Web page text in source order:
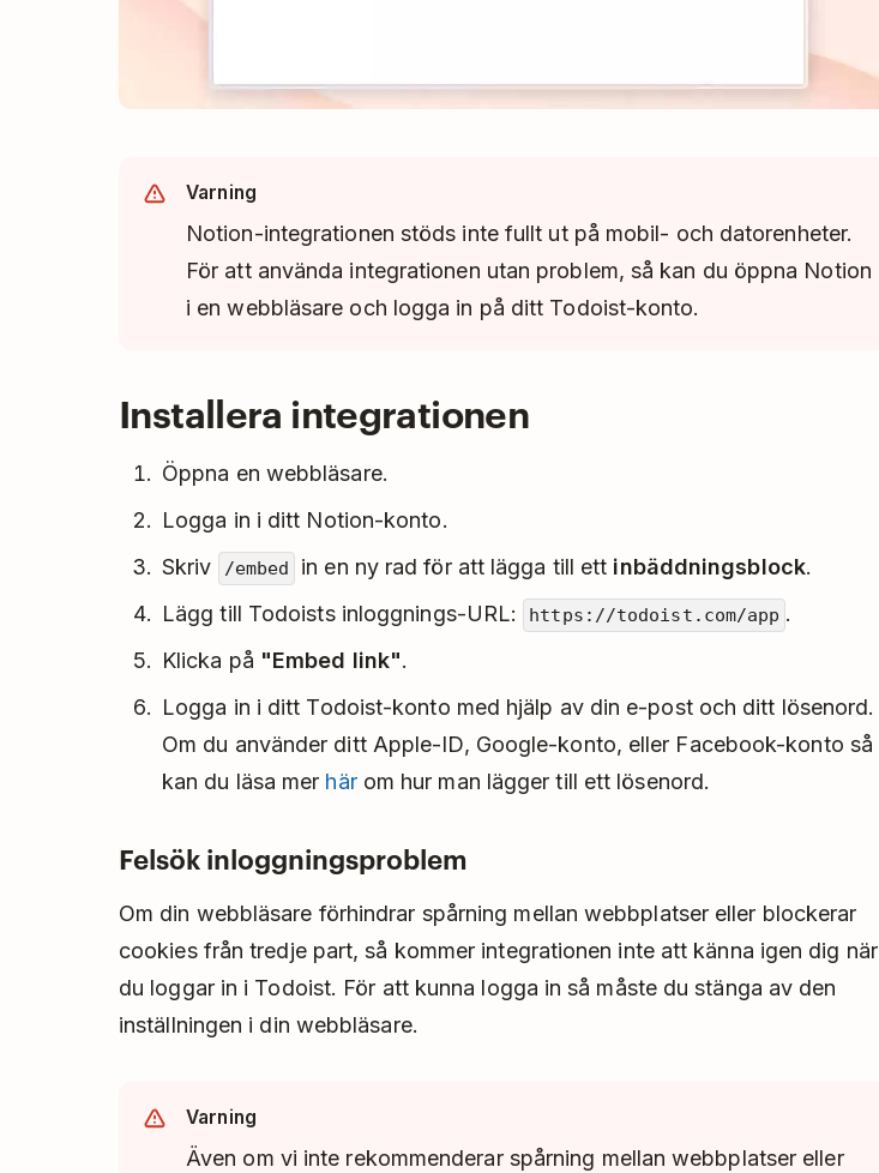
Varning
Notion-integrationen stöds inte fullt ut på mobil- och datorenheter.
För att använda integrationen utan problem, så kan du öppna Notion
i en webbläsare och logga in på ditt Todoist-konto.
Installera integrationen
Öppna en webbläsare.
Logga in i ditt Notion-konto.
Skriv
/embed in en ny rad för att lägga till ett inbäddningsblock.
Lägg till Todoists inloggnings-URL:
https://todoist.com/app .
Klicka på "Embed link".
Logga in i ditt Todoist-konto med hjälp av din e-post och ditt lösenord.
Om du använder ditt Apple-ID, Google-konto, eller Facebook-konto så
kan du läsa mer härom hur man lägger till ett lösenord.
Felsök inloggningsproblem
Om din webbläsare förhindrar spårning mellan webbplatser eller blockerar
cookies från tredje part, så kommer integrationen inte att känna igen dig när
du loggar in i Todoist. För att kunna logga in så måste du stänga av den
inställningen i din webbläsare.
Varning
Även om vi inte rekommenderar spårning mellan webbplatser eller